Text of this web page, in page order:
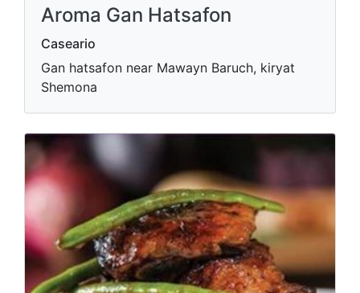
Aroma Gan Hatsafon
Caseario
Gan hatsafon near Mawayn Baruch, kiryat
Shemona